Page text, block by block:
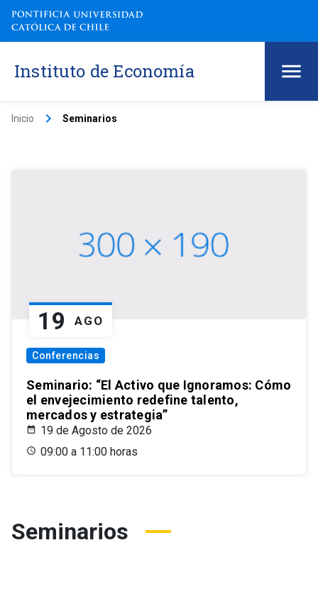
Instituto de Economía
Inicio keyboard_arrow_right Seminarios
19 AGO
Conferencias
Seminario: “El Activo que Ignoramos: Cómo
el envejecimiento redefine talento,
mercados y estrategia”
19 de Agosto de 2026
09:00 a 11:00 horas
Seminarios